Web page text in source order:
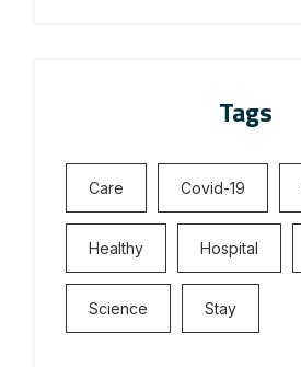
Tags
Care Covid-19
Healthy Hospital
Science Stay